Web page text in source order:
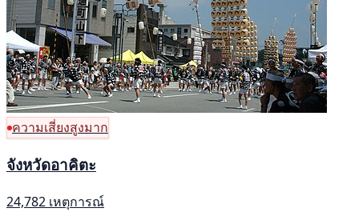
ความเสี่ยงสูงมาก
จังหวัดอาคิตะ
24,782 เหตุการณ์